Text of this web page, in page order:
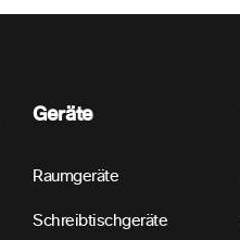
Geräte
Raumgeräte
Schreibtischgeräte